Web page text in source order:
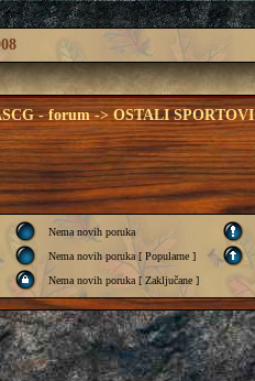
- forum->OSTALI SPORTOVI
Nema novih poruka
Nema novih poruka [ Popularne ]
Nema novih poruka [ Zaključane ]